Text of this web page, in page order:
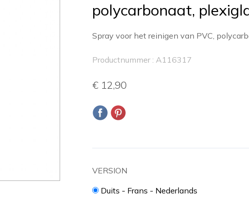
polycarbonaat,
Spray voor het reinigen van PVC,
Productnummer : A116317
€ 12,90
VERSION
Duits - Frans - Nederlands